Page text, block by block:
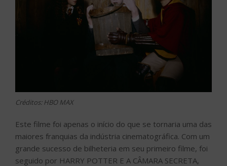
Créditos: HBO MAX
Este filme foi apenas o início do que se tornaria uma das
maiores franquias da indústria cinematográfica. Com um
grande sucesso de bilheteria em seu primeiro filme, foi
seguido por HARRY POTTER E A CÂMARA SECRETA,